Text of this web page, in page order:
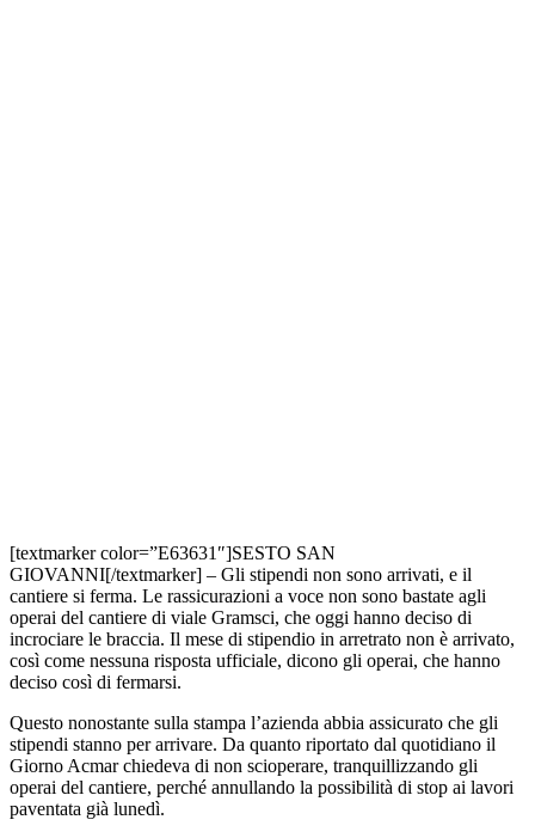
[textmarker color=”E63631″]SESTO SAN
GIOVANNI[/textmarker] – Gli stipendi non sono arrivati, e il
cantiere si ferma. Le rassicurazioni a voce non sono bastate agli
operai del cantiere di viale Gramsci, che oggi hanno deciso di
incrociare le braccia. Il mese di stipendio in arretrato non è arrivato,
così come nessuna risposta ufficiale, dicono gli operai, che hanno
deciso così di fermarsi.
Questo nonostante sulla stampa l’azienda abbia assicurato che gli
stipendi stanno per arrivare. Da quanto riportato dal quotidiano il
Giorno Acmar chiedeva di non scioperare, tranquillizzando gli
operai del cantiere, perché annullando la possibilità di stop ai lavori
paventata già lunedì.